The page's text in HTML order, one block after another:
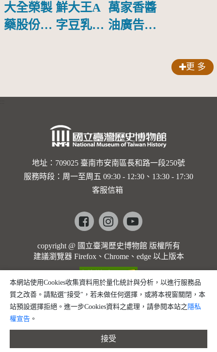
大全榮製
藥股份有
鮮大王A
字豆乳罐
萬家香醬
油廣告塑
更 多
地址：709025 臺南市安南區長和路一段250號
服務時段：周一至周五 09:30 - 12:30、13:30 - 17:30
客服信箱
Facebookinstagramyoutube
copyright @ 國立臺灣歷史博物館 版權所有
建議瀏覽器 Firefox、Chrome、edge 以上版本
本網站使用Cookies收集資料用於量化統計與分析，以進行服務品
質之改善。請點選"接受"，若未做任何選擇，或將本視窗關閉，本
站預設選擇拒絕。進一步Cookies資料之處理，請參閱本站之 隱私
權宣告 。
接受